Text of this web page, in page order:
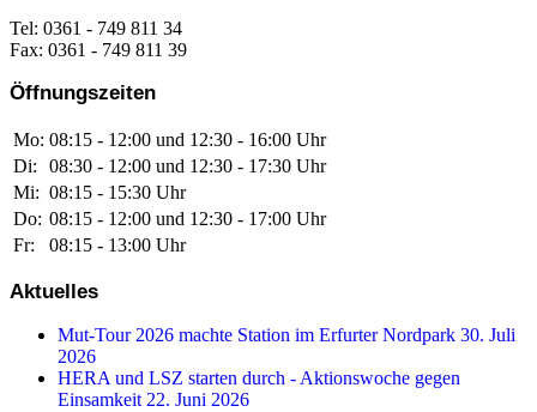
Tel: 0361 - 749 811 34
Fax: 0361 - 749 811 39
Öffnungszeiten
Mo: 08:15 - 12:00 und 12:30 - 16:00 Uhr
Di:
08:30 - 12:00 und 12:30 - 17:30 Uhr
Mi: 08:15 - 15:30 Uhr
Do: 08:15 - 12:00 und 12:30 - 17:00 Uhr
Fr:
08:15 - 13:00 Uhr
Aktuelles
Mut-Tour 2026 machte Station im Erfurter Nordpark 30. Juli
2026
HERA und LSZ starten durch - Aktionswoche gegen
Einsamkeit22. Juni 2026